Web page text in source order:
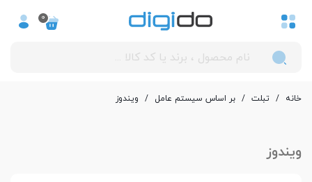
0
خانه / تبلت / بر اساس سیستم عامل / ویندوز
ویندوز